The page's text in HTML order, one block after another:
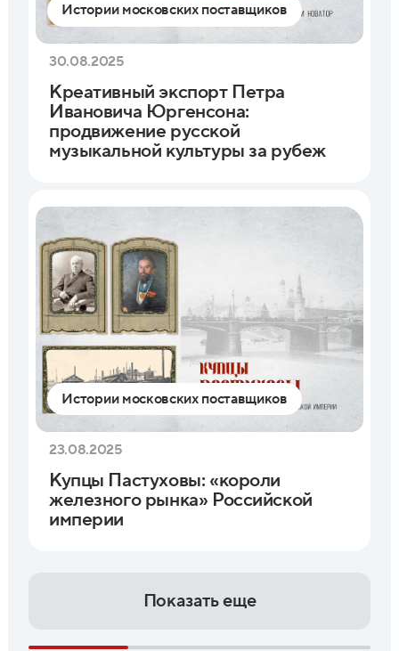
Истории московских поставщиков
30.08.2025
Креативный экспорт Петра
Ивановича Юргенсона:
продвижение русской
музыкальной культуры за рубеж
Истории московских поставщиков
23.08.2025
Купцы Пастуховы: «короли
железного рынка» Российской
империи
Показать еще